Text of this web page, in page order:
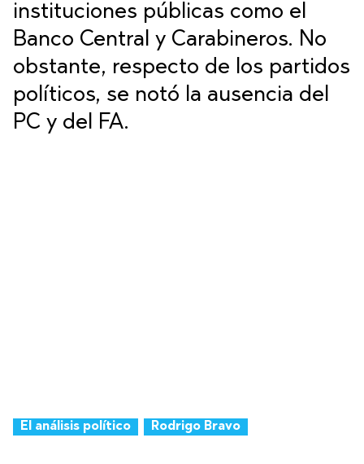
instituciones públicas como el
Banco Central y Carabineros. No
obstante, respecto de los partidos
políticos, se notó la ausencia del
PC y del FA.
El análisis político Rodrigo Bravo